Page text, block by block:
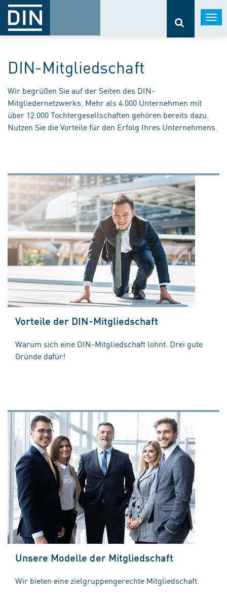
DIN-Mitgliedschaft
Wir begrüßen Sie auf der Seiten des DIN-
Mitgliedernetzwerks. Mehr als 4.000 Unternehmen mit
über 12.000 Tochtergesellschaften gehören bereits dazu.
Nutzen Sie die Vorteile für den Erfolg Ihres Unternehmens.
Vorteile der DIN-Mitgliedschaft
Warum sich eine DIN-Mitgliedschaft lohnt. Drei gute
Gründe dafür!
Unsere Modelle der Mitgliedschaft
Wir bieten eine zielgruppengerechte Mitgliedschaft.